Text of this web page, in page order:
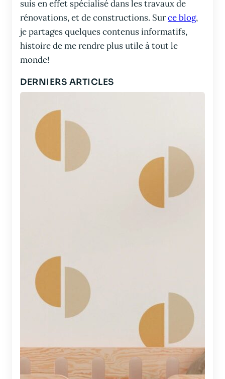
suis en effet spécialisé dans les travaux de
rénovations, et de constructions. Surce blog,
je partages quelques contenus informatifs,
histoire de me rendre plus utile à tout le
monde!
DERNIERS ARTICLES